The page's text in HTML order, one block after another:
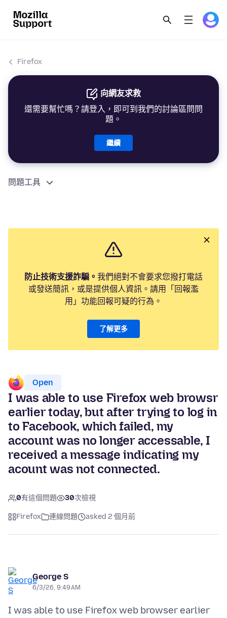
Firefox
向網友求救
還需要幫忙嗎？請登入，即可到我們的討論區問問
題。
繼續
問題工具
防止技術支援詐騙。 我們絕對不會要求您撥打電話
或發送簡訊，或是提供個人資訊。請用「回報濫
用」功能回報可疑的行為。
了解更多
Open
I was able to use Firefox web browsr
earlier today, but after trying to log in
to Facebook, which failed, my
account was no longer accessable, I
received a message indicating my
acount was not connected.
0有這個問題 30次檢視
Firefox 連線問題 asked 2 個月前
George S
6/3/26, 9:49 AM
I was able to use Firefox web browser earlier